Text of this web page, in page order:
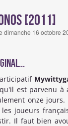
[2011]
dimanche 16 octobre
est parvenu
onze
joueurs
Il faut bien